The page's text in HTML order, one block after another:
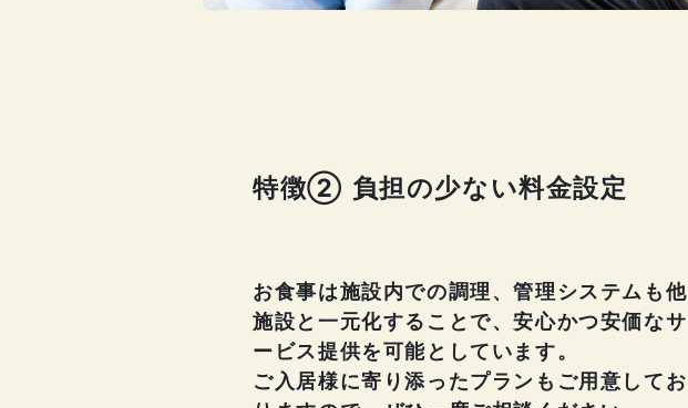
特徴② 負担の少ない料金設定
お食事は施設内での調理、管理システムも他
施設と一元化することで、安心かつ安価なサ
ービス提供を可能としています。
ご入居様に寄り添ったプランもご用意してお